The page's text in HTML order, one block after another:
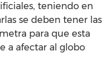
teniendo en
se deben tener las
para que esta
a afectar al globo